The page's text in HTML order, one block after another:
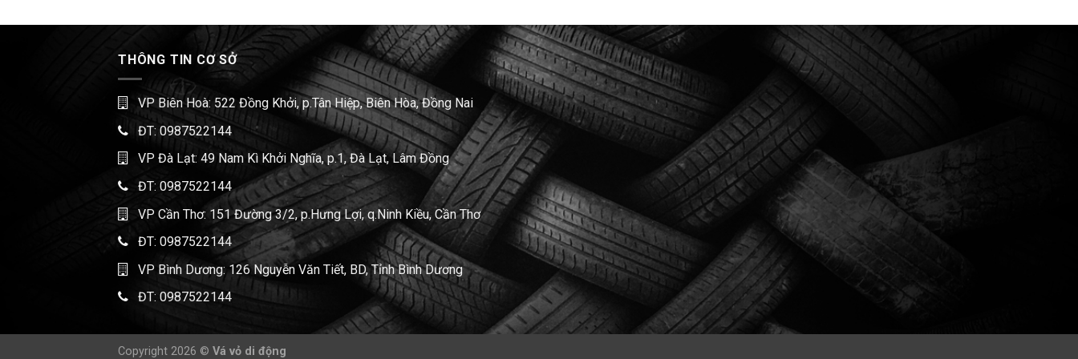
THÔNG TIN CƠ SỞ
VP Biên Hoà: 522 Đồng Khởi, p.Tân Hiệp, Biên Hòa, Đồng Nai
ĐT: 0987522144
VP Đà Lạt: 49 Nam Kì Khởi Nghĩa, p.1, Đà Lạt, Lâm Đồng
ĐT: 0987522144
VP Cần Thơ: 151 Đường 3/2, p.Hưng Lợi, q.Ninh Kiều, Cần Thơ
ĐT: 0987522144
VP Bình Dương: 126 Nguyễn Văn Tiết, BD, Tỉnh Bình Dương
ĐT: 0987522144
Copyright 2026 © Vá vỏ di động